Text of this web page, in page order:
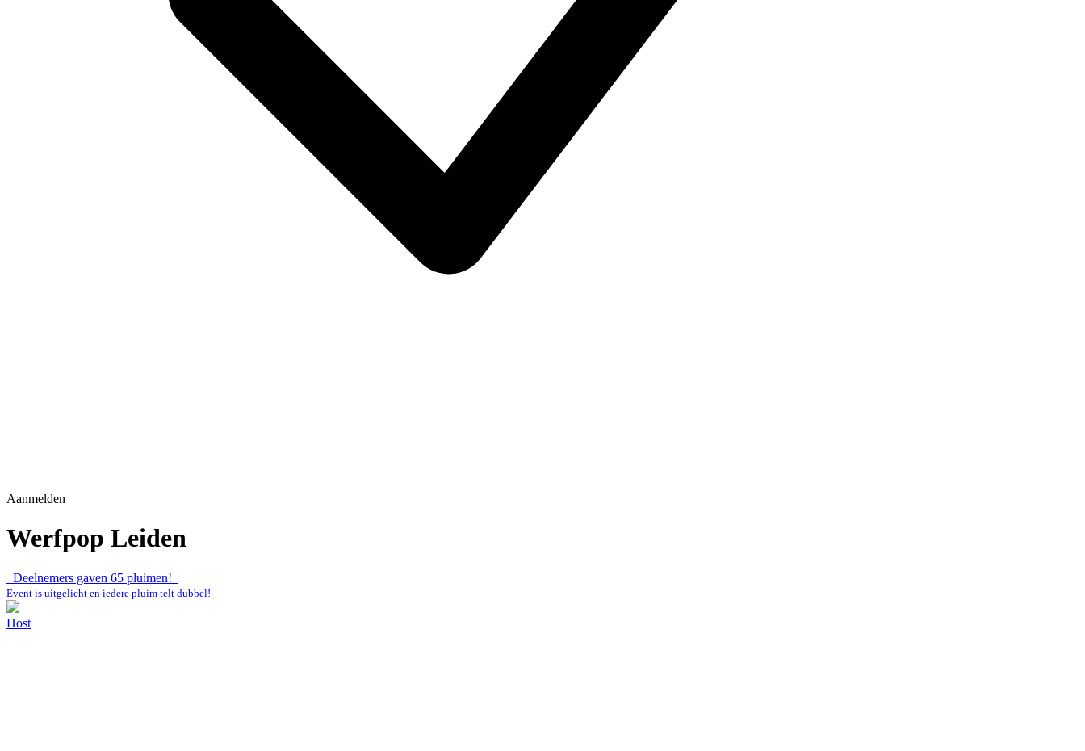
Aanmelden
Werfpop Leiden
Deelnemers gaven 65 pluimen!
Event is uitgelicht en iedere pluim telt dubbel!
Host